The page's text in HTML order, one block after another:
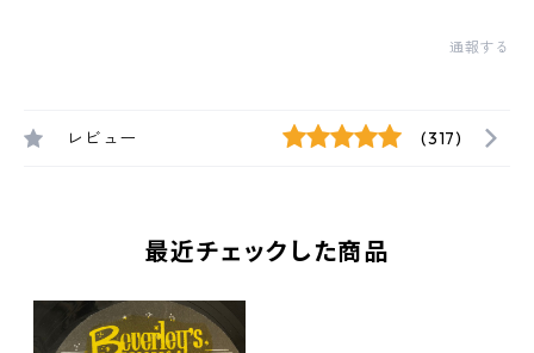
通報する
レビュー (317)
最近チェックした商品